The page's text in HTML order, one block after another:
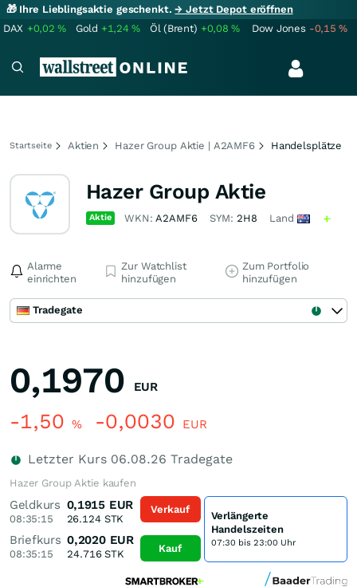
🎁 Ihre Lieblingsaktie geschenkt.→ Jetzt Depot eröffnen
DAX +0,02% Gold +1,24% Öl (Brent) +0,08% Dow Jones -0,15%
Startseite Aktien Hazer Group Aktie | A2AMF6 Handelsplätze
Hazer Group Aktie
Aktie WKN:A2AMF6 SYM: 2H8 Land
Alarme
einrichten
Zur Watchlist
hinzufügen
Zum Portfolio
hinzufügen
Tradegate
0,1970 EUR
-1,50 % -0,0030 EUR
Letzter Kurs 06.08.26 Tradegate
Hazer Group Aktie kaufen
Geldkurs
08:35:15
0,1915 EUR
26.124STK
Briefkurs
08:35:15
0,2020 EUR
24.716STK
Verkauf
Kauf
Verlängerte
Handelszeiten
07:30 bis 23:00 Uhr